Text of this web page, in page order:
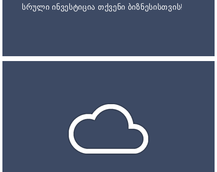
სრული ინვესტიცია თქვენი ბიზნესისთვის!